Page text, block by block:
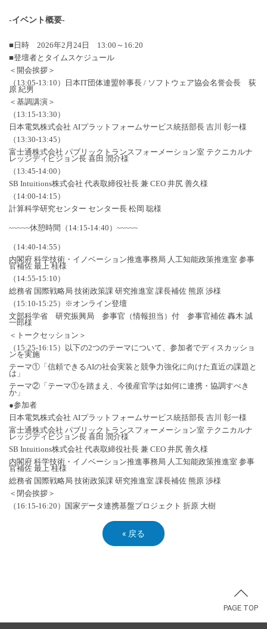
-イベント概要-
■日時 2026年2月24日 13:00～16:20
■登壇者とタイムスケジュール
＜開会挨拶＞
（13:05-13:10）日本IT団体連盟幹事長 / ソフトウェア協会名誉会長 荻
原 紀男
＜基調講演＞
（13:15-13:30）
日本電気株式会社 AIプラットフォームサービス統括部長 吉川 彰一様
（13:30-13:45）
富士通株式会社 パブリックトランスフォーメーション室 テクニカルナ
レッジディビジョン長 喜田 潤介様
（13:45-14:00）
SB Intuitions株式会社 代表取締役社長 兼 CEO 井尻 善久様
（14:00-14:15）
計算科学研究センター センター長 松岡 聡様
~~~~~休憩時間（14:15-14:40）~~~~~
（14:40-14:55）
内閣府 科学技術・イノベーション推進事務局 人工知能政策推進室 参事
官補佐 最上 桂様
（14:55-15:10）
総務省 国際戦略局 技術政策課 研究推進室 課長補佐 熊原 渉様
（15:10-15:25）※オンライン登壇
文部科学省 研究振興局 参事官（情報担当）付 参事官補佐 轟木 誠
一郎様
＜トークセッション＞
（15:25-16:15）以下の2つのテーマについて、参加者でディスカッショ
ンを実施
テーマ①「信頼できるAIの社会実装と競争力強化に向けた直近の課題と
は」
テーマ②「テーマ①を踏まえ、今後産官学は如何に連携・協調すべき
か」
●参加者
日本電気株式会社 AIプラットフォームサービス統括部長 吉川 彰一様
富士通株式会社 パブリックトランスフォーメーション室 テクニカルナ
レッジディビジョン長 喜田 潤介様
SB Intuitions株式会社 代表取締役社長 兼 CEO 井尻 善久様
内閣府 科学技術・イノベーション推進事務局 人工知能政策推進室 参事
官補佐 最上 桂様
総務省 国際戦略局 技術政策課 研究推進室 課長補佐 熊原 渉様
＜閉会挨拶＞
（16:15-16:20）国家データ連携基盤プロジェクト 折原 大樹
« 戻る
PAGE TOP